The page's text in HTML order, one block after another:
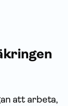
att arbeta,